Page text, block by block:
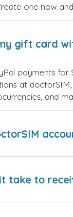
one now
gift card
payments
at
and
take to